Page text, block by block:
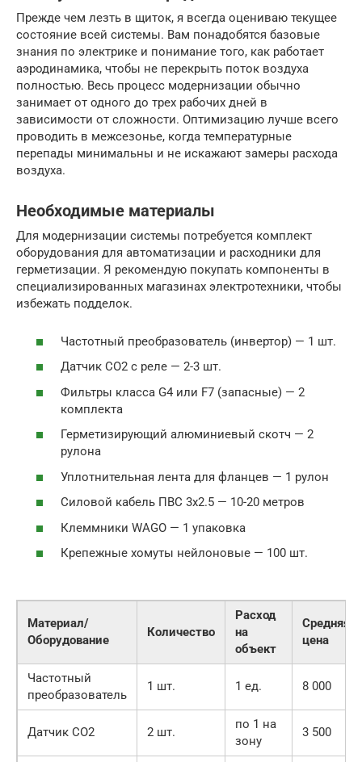
Прежде чем лезть в щиток, я всегда оцениваю текущее
состояние всей системы. Вам понадобятся базовые
знания по электрике и понимание того, как работает
аэродинамика, чтобы не перекрыть поток воздуха
полностью. Весь процесс модернизации обычно
занимает от одного до трех рабочих дней в
зависимости от сложности. Оптимизацию лучше всего
проводить в межсезонье, когда температурные
перепады минимальны и не искажают замеры расхода
воздуха.
Необходимые материалы
Для модернизации системы потребуется комплект
оборудования для автоматизации и расходники для
герметизации. Я рекомендую покупать компоненты в
специализированных магазинах электротехники, чтобы
избежать подделок.
Частотный преобразователь (инвертор) — 1 шт.
Датчик CO2 с реле — 2-3 шт.
Фильтры класса G4 или F7 (запасные) — 2
комплекта
Герметизирующий алюминиевый скотч — 2
рулона
Уплотнительная лента для фланцев — 1 рулон
Силовой кабель ПВС 3х2.5 — 10-20 метров
Клеммники WAGO — 1 упаковка
Крепежные хомуты нейлоновые — 100 шт.
Материал/
Оборудование
Количество
Расход
на
объект
Средняя
цена
Частотный
преобразователь
1 шт. 1 ед. 8 000
Датчик CO2 2 шт.
по 1 на
зону
3 500